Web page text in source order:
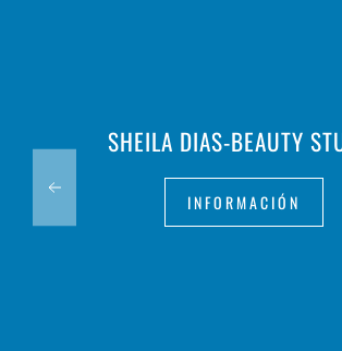
SHEILA DIAS-BEAUTY
INFORMACIÓN